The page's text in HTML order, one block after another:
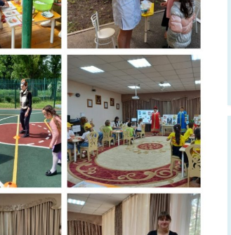
Организация питания
Развивающая предметно-пространственная
Обеспечение здоровья, безопасности,
Международное сотрудничество
Доступная среда
Сайты педагогов
Участие в конкурсах
Школа маленьких